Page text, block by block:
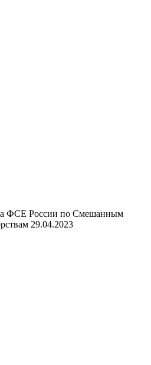
ФСЕ России по Смешанным
29.04.2023